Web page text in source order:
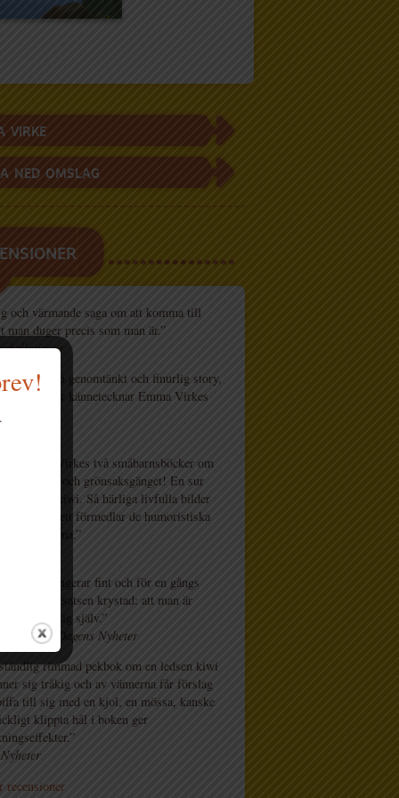
VIRKE
NED OMSLAG
och värmande saga om att komma till
man duger precis som man är.”
kiwi har en genomtänkt och finurlig story,
jag tycker kännetecknar Emma Virkes
Emma Virkes två småbarnsböcker om
i frukt- och grönsaksgänget! En sur
En cool kiwi. Så härliga livfulla bilder
ett perfekt sett förmedlar de humoristiska
verserna.”
fungerar fint och för en gångs
inte slutsatsen krystad: att man är
när man är sig själv.”
Dagens Nyheter
rimmad pekbok om en ledsen kiwi
sig tråkig och av vännerna får förslag
till sig med en kjol, en mössa, kanske
klippta hål i boken ger
recensioner